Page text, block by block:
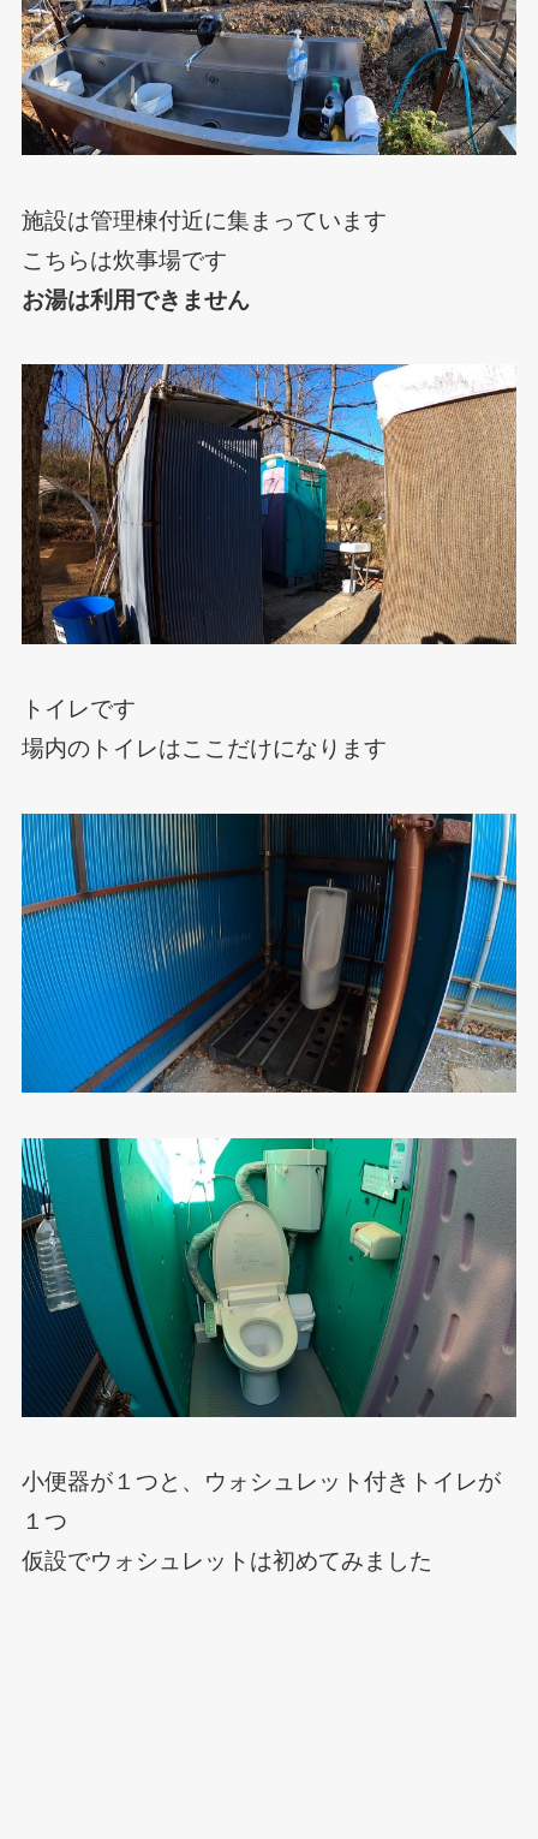
施設は管理棟付近に集まっています
こちらは炊事場です
お湯は利用できません
トイレです
場内のトイレはここだけになります
小便器が１つと、ウォシュレット付きトイレが
１つ
仮設でウォシュレットは初めてみました